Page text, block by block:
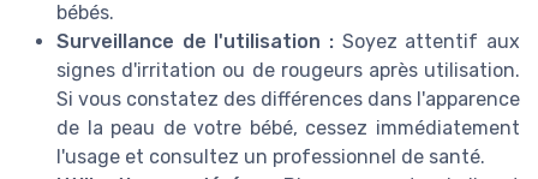
bébés.
Surveillance de l'utilisation : Soyez attentif aux
signes d'irritation ou de rougeurs après utilisation.
Si vous constatez des différences dans l'apparence
de la peau de votre bébé, cessez immédiatement
l'usage et consultez un professionnel de santé.